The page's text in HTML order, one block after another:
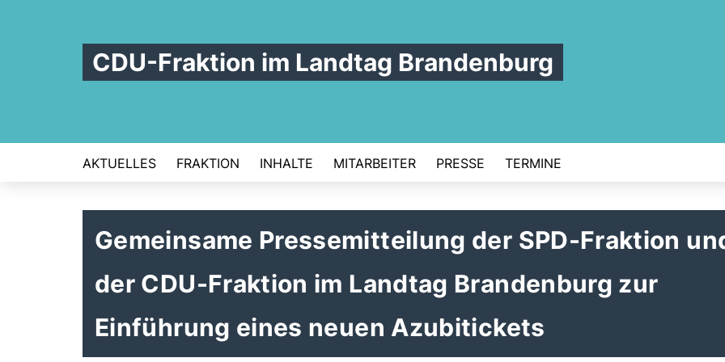
CDU-Fraktion im Landtag Brandenburg
AKTUELLES FRAKTION INHALTE MITARBEITER PRESSE TERMINE
Gemeinsame Pressemitteilung der SPD-Fraktion
der CDU-Fraktion im Landtag Brandenburg zur
Einführung eines neuen Azubitickets